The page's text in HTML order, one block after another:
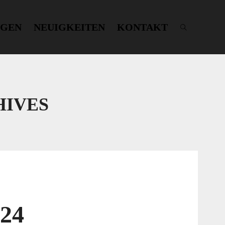
NEUIGKEITEN KONTAKT